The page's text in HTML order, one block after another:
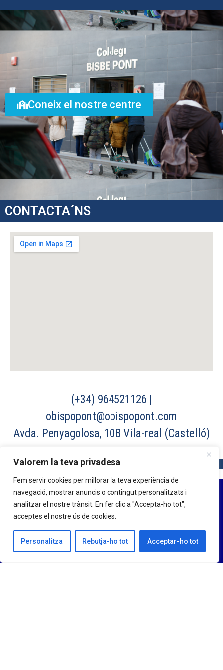
Valorem la teva privadesa
Fem servir cookies per millorar la teva experiència de
navegació, mostrar anuncis o contingut personalitzats i
analitzar el nostre trànsit. En fer clic a "Accepta-ho tot",
acceptes el nostre ús de cookies.
Personalitza Rebutja-ho tot Acceptar-ho tot
Coneix el nostre centre
CONTACTA´NS
(+34) 964521126 |
obispopont@obispopont.com
Avda. Penyagolosa, 10B Vila-real (Castelló)